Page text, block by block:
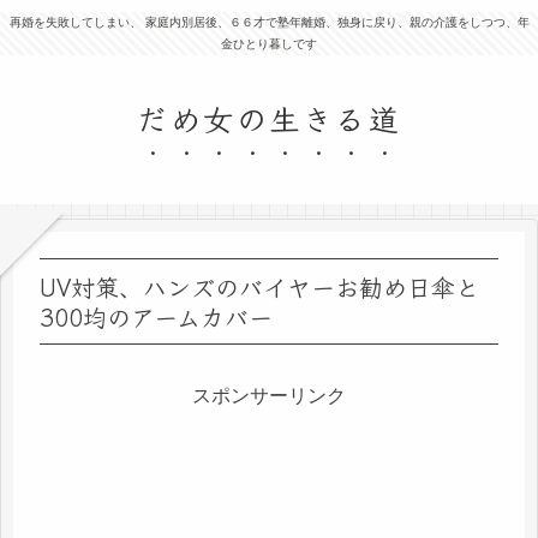
再婚を失敗してしまい、 家庭内別居後、６６才で塾年離婚、独身に戻り、親の介護をしつつ、年
金ひとり暮しです
だめ女の生きる道
UV対策、ハンズのバイヤーお勧め日傘と
300均のアームカバー
スポンサーリンク